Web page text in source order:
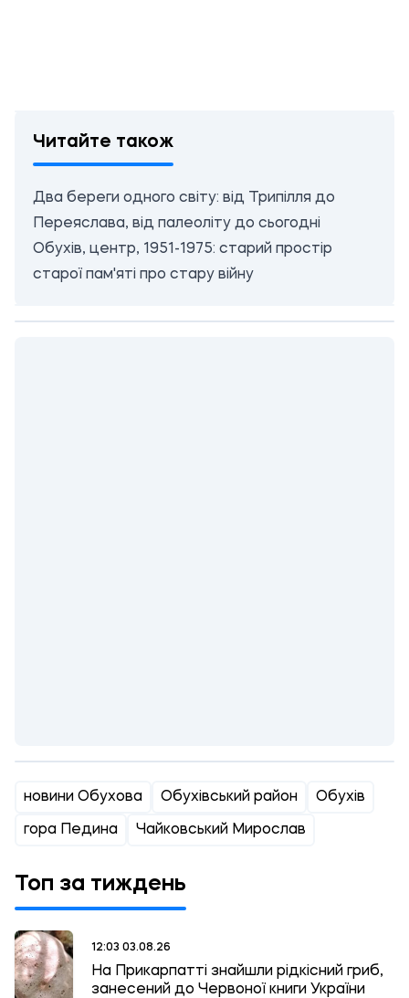
Читайте також
Два береги одного світу: від Трипілля до
Переяслава, від палеоліту до сьогодні
Обухів, центр, 1951-1975: старий простір
старої пам'яті про стару війну
новини Обухова Обухівський район Обухів
гора Педина Чайковський Мирослав
Топ за тиждень
12:03 03.08.26
На Прикарпатті знайшли рідкісний гриб,
занесений до Червоної книги України